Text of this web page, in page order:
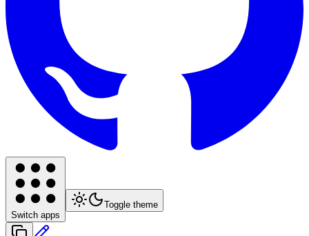
Switch apps
Toggle theme